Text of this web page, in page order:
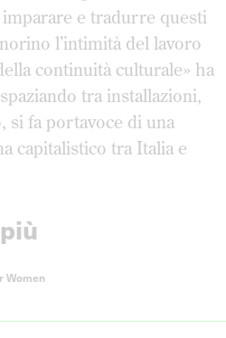
imparare e tradurre questi
l’intimità del lavoro
continuità culturale» ha
tra installazioni,
si fa portavoce di una
capitalistico tra Italia e
Women